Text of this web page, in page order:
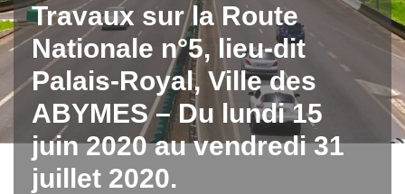
Travaux sur la Route
Nationale n°5, lieu-dit
Palais-Royal, Ville des
ABYMES – Du lundi 15
juin 2020 au vendredi 31
juillet 2020.